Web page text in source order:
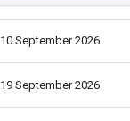
10 September 2026
19 September 2026